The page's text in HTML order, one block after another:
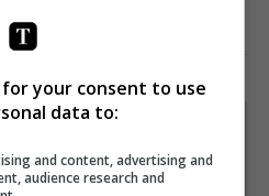
!
отримуєте від нас листи
your consent to use
data to:
and content, advertising and
audience research and